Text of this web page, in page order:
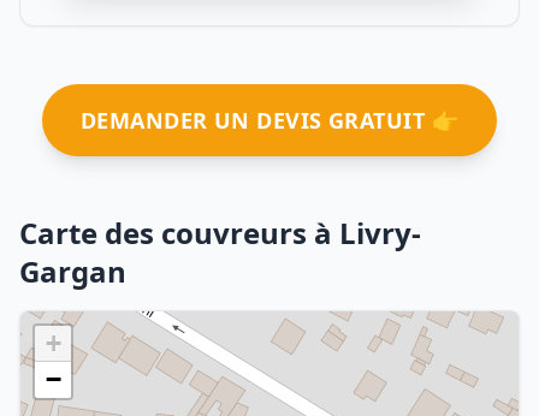
DEMANDER UN DEVIS GRATUIT 👉
Carte des couvreurs à Livry-
Gargan
+
−